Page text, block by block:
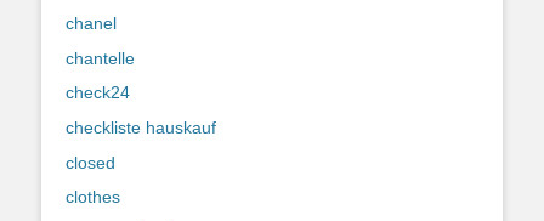
chanel
chantelle
check24
checkliste hauskauf
closed
clothes